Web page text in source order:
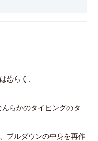
恐らく、
らかのタイピングのタ
プルダウンの中身を再作